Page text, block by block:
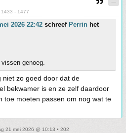
1433 - 1477
2026 22:42 schreef Perrin het
genoeg.
niet zo goed door dat de
bekwamer is en ze zelf daardoor
toe moeten passen om nog wat te
21 mei 2026 @ 10:13 • 202